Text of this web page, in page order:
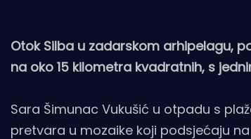
Otok Silba u zadarskom arhipelagu,
na oko 15 kilometra kvadratnih, s
Sara Šimunac Vukušić u otpadu s
pretvara u mozaike koji podsjećaju